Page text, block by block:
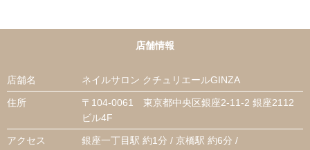
店舗情報
店舗名 ネイルサロン クチュリエールGINZA
住所
〒104-0061 東京都中央区銀座2-11-2 銀座2112
ビル4F
アクセス
銀座一丁目駅 約1分 / 京橋駅 約6分 /